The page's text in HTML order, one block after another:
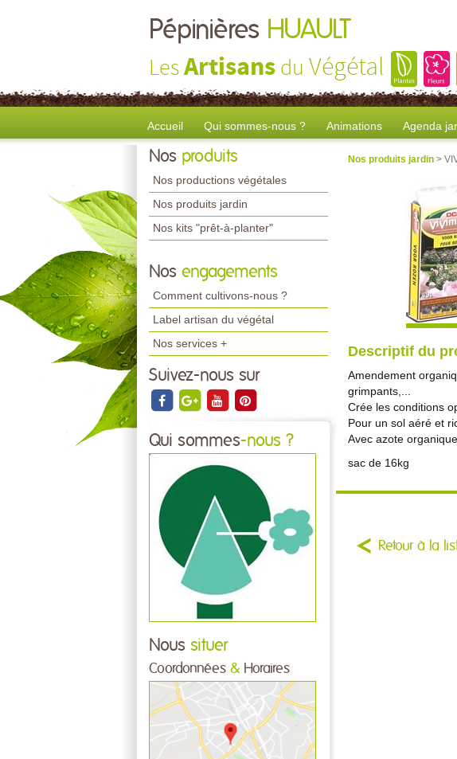
Pépinières HUAULT
LesArtisans du Végétal
Accueil Qui sommes-nous ? Animations Agenda
Nos produits
Nos productions végétales
Nos produits jardin
Nos kits "prêt-à-planter"
Nos engagements
Comment cultivons-nous ?
Label artisan du végétal
Nos services +
Suivez-nous sur
Qui sommes-nous ?
Nous situer
Coordonnées & Horaires
Nos produits jardin >
Descriptif du
Amendement
grimpants,...
Crée les conditions
Pour un sol aéré et
Avec azote organique
sac de 16kg
Retour à la